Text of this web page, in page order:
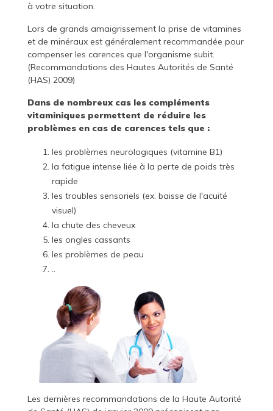
à votre situation.
Lors de grands amaigrissement la prise de vitamines
et de minéraux est généralement recommandée pour
compenser les carences que l'organisme subit.
(Recommandations des Hautes Autorités de Santé
(HAS) 2009)
Dans de nombreux cas les compléments
vitaminiques permettent de réduire les
problèmes en cas de carences tels que :
les problèmes neurologiques (vitamine B1)
la fatigue intense liée à la perte de poids très
rapide
les troubles sensoriels (ex: baisse de l'acuité
visuel)
la chute des cheveux
les ongles cassants
les problèmes de peau
..
Les dernières recommandations de la Haute Autorité